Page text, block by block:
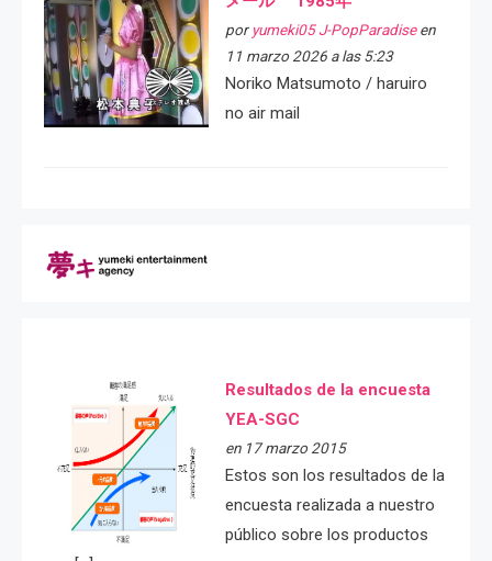
por yumeki05 J-PopParadiseen
11 marzo 2026 a las 5:23
Noriko Matsumoto / haruiro
no air mail
Resultados de la encuesta
YEA-SGC
en 17 marzo 2015
Estos son los resultados de la
encuesta realizada a nuestro
público sobre los productos